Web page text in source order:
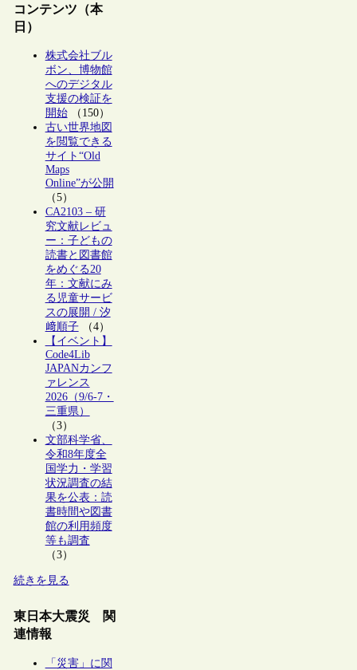
コンテンツ（本
日）
株式会社ブル
ボン、博物館
へのデジタル
支援の検証を
開始（150）
古い世界地図
を閲覧できる
サイト“Old
Maps
Online”が公開
（5）
CA2103 – 研
究文献レビュ
ー：子どもの
読書と図書館
をめぐる20
年：文献にみ
る児童サービ
スの展開 / 汐
﨑順子（4）
【イベント】
Code4Lib
JAPANカンフ
ァレンス
2026（9/6-7・
三重県）
（3）
文部科学省、
令和8年度全
国学力・学習
状況調査の結
果を公表：読
書時間や図書
館の利用頻度
等も調査
（3）
続きを見る
東日本大震災 関
連情報
「災害」に関